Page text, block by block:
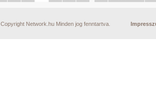
Network.hu Minden jog fenntartva.